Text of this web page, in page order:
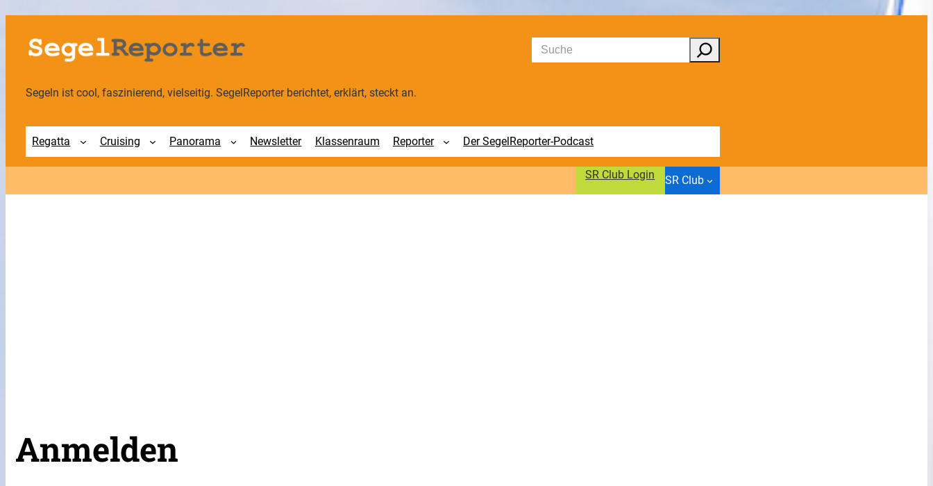
Suchen
Segeln ist cool, faszinierend, vielseitig. SegelReporter berichtet, erklärt, steckt an.
Regatta Cruising Panorama Newsletter Klassenraum Reporter Der SegelReporter-Podcast
SR Club Login SR Club
Anmelden